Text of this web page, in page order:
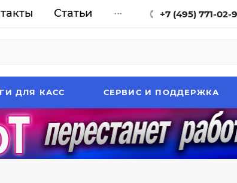
Статьи ... +7 (495) 771-02-
ДЛЯ КАСС СЕРВИС И ПОДДЕРЖКА